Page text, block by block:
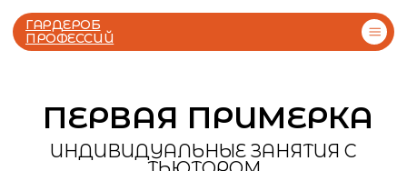
ГАРДЕРОБ
ПРОФЕССИЙ
ИНДИВИДУАЛЬНЫЕ ЗАНЯТИЯ С
ТЬЮТОРОМ
ДЛЯ РЕБЯТ 6-7 КЛАССОВ ПО МЕТОДУ
“ГАРДЕРОБ ПРОФЕССИЙ”